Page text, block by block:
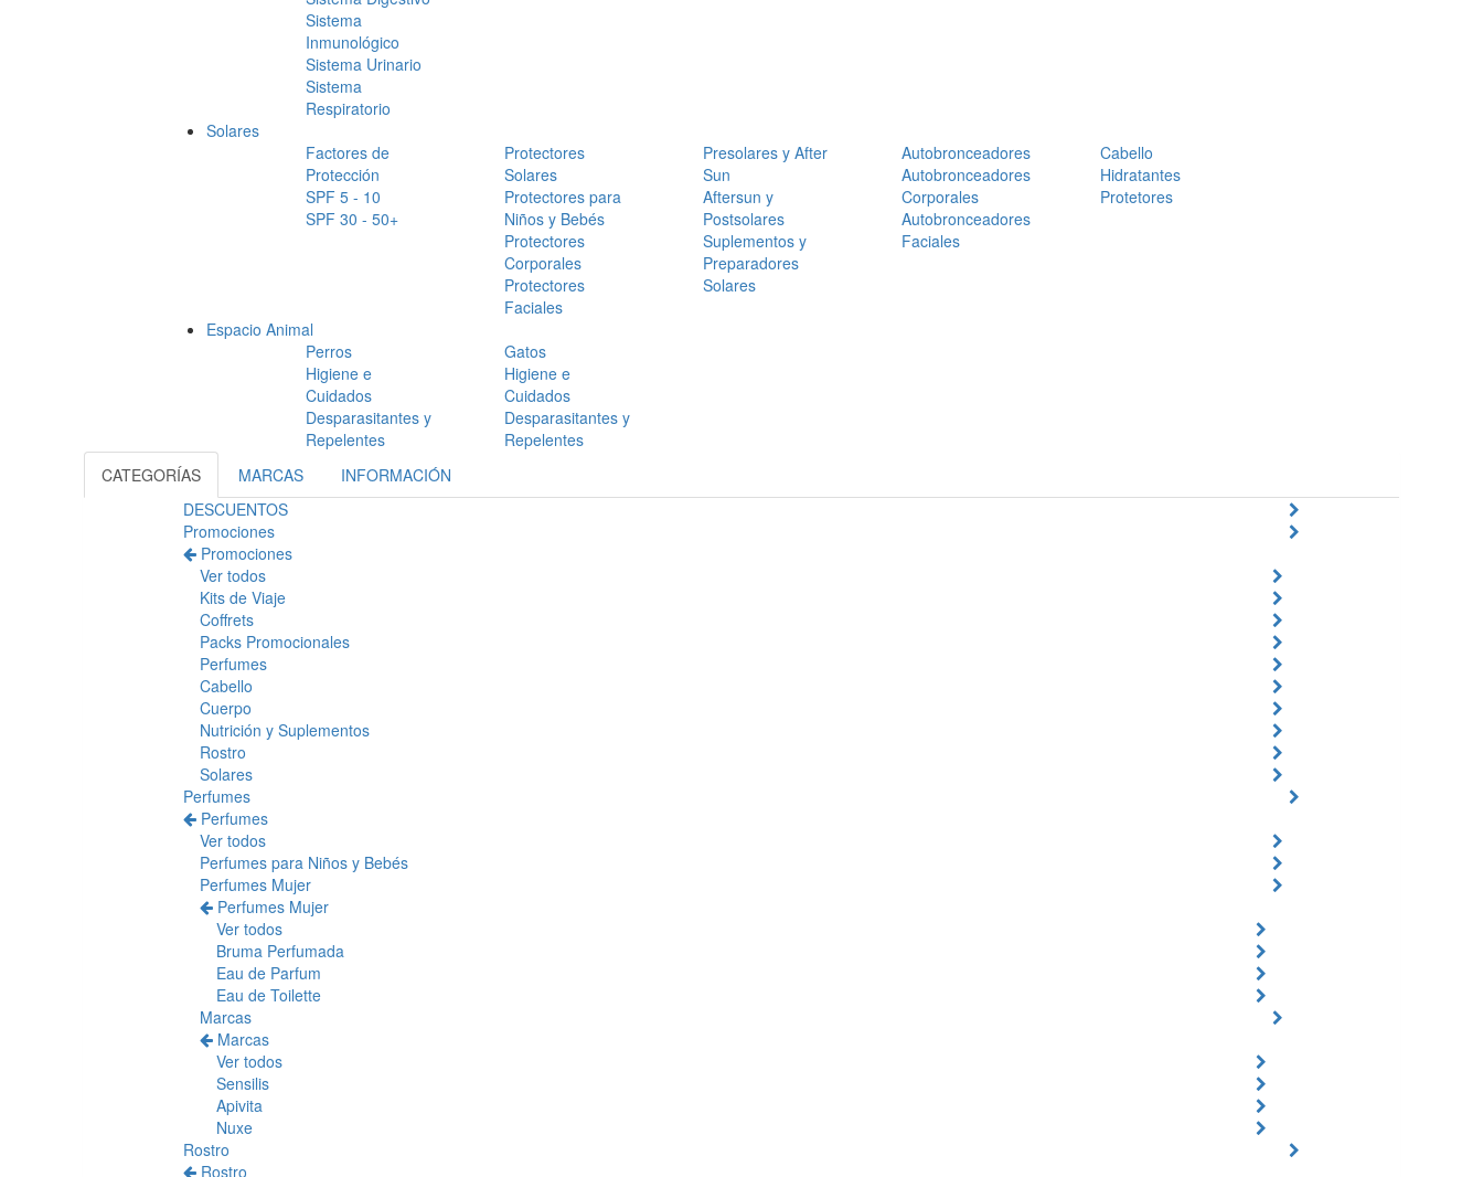
Sistema
Inmunológico
Sistema Urinario
Sistema
Respiratorio
Solares
Factores de
Protección
SPF 5 - 10
SPF 30 - 50+
Protectores
Solares
Protectores para
Niños y Bebés
Protectores
Corporales
Protectores
Faciales
Presolares y After
Sun
Aftersun y
Postsolares
Suplementos y
Preparadores
Solares
Autobronceadores
Autobronceadores
Corporales
Autobronceadores
Faciales
Cabello
Hidratantes
Protetores
Espacio Animal
Perros
Higiene e
Cuidados
Desparasitantes y
Repelentes
Gatos
Higiene e
Cuidados
Desparasitantes y
Repelentes
CATEGORÍAS
MARCAS
INFORMACIÓN
DESCUENTOS
Promociones
Promociones
Ver todos
Kits de Viaje
Coffrets
Packs Promocionales
Perfumes
Cabello
Cuerpo
Nutrición y Suplementos
Rostro
Solares
Perfumes
Perfumes
Ver todos
Perfumes para Niños y Bebés
Perfumes Mujer
Perfumes Mujer
Ver todos
Bruma Perfumada
Eau de Parfum
Eau de Toilette
Marcas
Marcas
Ver todos
Sensilis
Apivita
Nuxe
Rostro
Rostro